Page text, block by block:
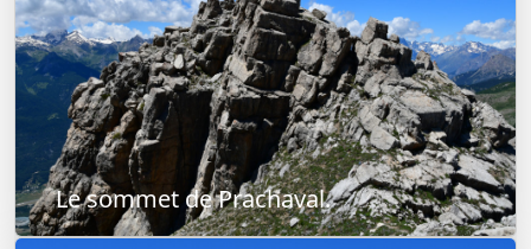
Le sommet de Prachaval.